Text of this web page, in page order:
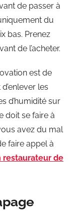
de passer à
du
bas. Prenez
de l’acheter.
est de
les
d’humidité sur
doit se faire à
avez du mal
faire appel à
restaurateur de